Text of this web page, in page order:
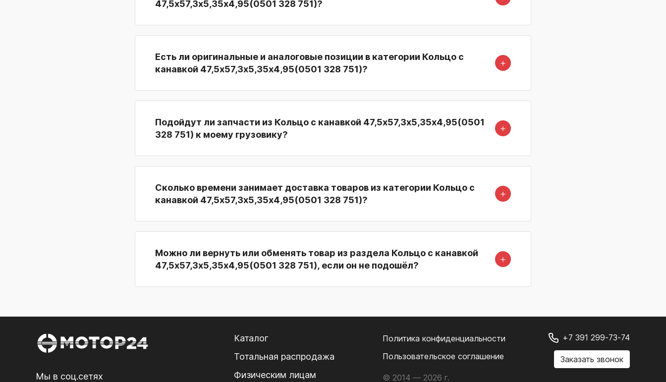
47,5х57,3х5,35х4,95(0501 328 751)?
Есть ли оригинальные и аналоговые позиции в категории Кольцо с
канавкой 47,5х57,3х5,35х4,95(0501 328 751)?
＋
Подойдут ли запчасти из Кольцо с канавкой 47,5х57,3х5,35х4,95(0501
328 751) к моему грузовику?
＋
Сколько времени занимает доставка товаров из категории Кольцо с
канавкой 47,5х57,3х5,35х4,95(0501 328 751)?
＋
Можно ли вернуть или обменять товар из раздела Кольцо с канавкой
47,5х57,3х5,35х4,95(0501 328 751), если он не подошёл?
＋
Мы в соц.сетях
Каталог
Тотальная распродажа
Физическим лицам
Политика конфиденциальности
Пользовательское соглашение
© 2014 — 2026 г.
+7 391 299-73-74
Заказать звонок